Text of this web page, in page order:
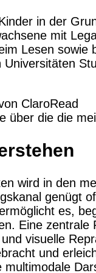
in der
mit
Lesen sowie
über die die
wird in den
genügt
es,
Eine zentrale
visuelle
und
multimodale
Eigentum
für Links
der
ausdrücklich
aller gelinkten
für alle auf
Online-
E-